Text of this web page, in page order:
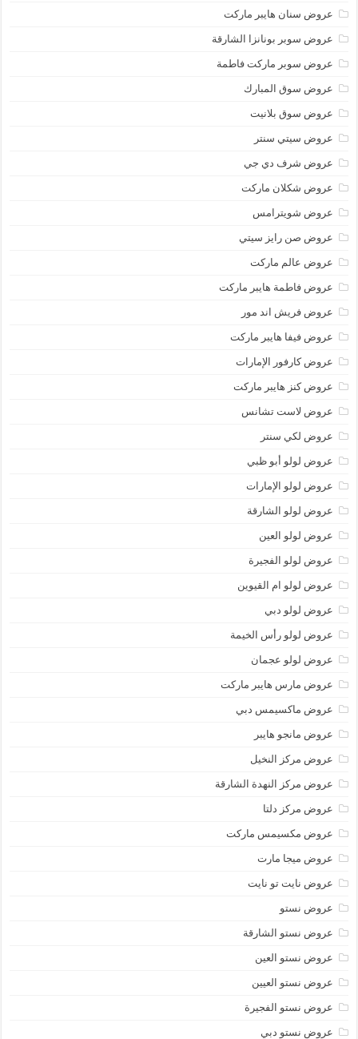
عروض سنان هايبر ماركت
عروض سوبر بونانزا الشارقة
عروض سوبر ماركت فاطمة
عروض سوق المبارك
عروض سوق بلانيت
عروض سيتي سنتر
عروض شرف دي جي
عروض شكلان ماركت
عروض شويترامس
عروض صن رايز سيتي
عروض عالم ماركت
عروض فاطمة هايبر ماركت
عروض فريش اند مور
عروض فيفا هايبر ماركت
عروض كارفور الإمارات
عروض كنز هايبر ماركت
عروض لاست تشانس
عروض لكي سنتر
عروض لولو أبو ظبي
عروض لولو الإمارات
عروض لولو الشارقة
عروض لولو العين
عروض لولو الفجيرة
عروض لولو ام القيوين
عروض لولو دبي
عروض لولو رأس الخيمة
عروض لولو عجمان
عروض مارس هايبر ماركت
عروض ماكسيمس دبي
عروض مانجو هايبر
عروض مركز النخيل
عروض مركز النهدة الشارقة
عروض مركز دلتا
عروض مكسيمس ماركت
عروض ميجا مارت
عروض نايت تو نايت
عروض نستو
عروض نستو الشارقة
عروض نستو العين
عروض نستو العيين
عروض نستو الفجيرة
عروض نستو دبي